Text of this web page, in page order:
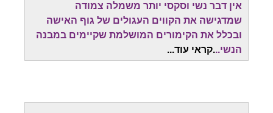
אין דבר נשי וסקסי יותר משמלה צמודה
שמדגישה את הקווים העגולים של גוף האישה
ובכלל את הקימורים המושלמת שקיימים במבנה
הנשי...קראי עוד...